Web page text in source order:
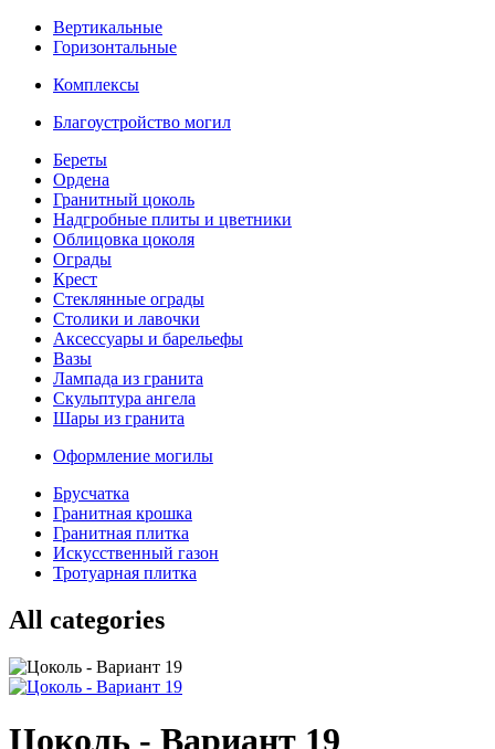
Вертикальные
Горизонтальные
Комплексы
Благоустройство могил
Береты
Ордена
Гранитный цоколь
Надгробные плиты и цветники
Облицовка цоколя
Ограды
Крест
Стеклянные ограды
Столики и лавочки
Аксессуары и барельефы
Вазы
Лампада из гранита
Скульптура ангела
Шары из гранита
Оформление могилы
Брусчатка
Гранитная крошка
Гранитная плитка
Искусственный газон
Тротуарная плитка
All categories
Цоколь - Вариант 19